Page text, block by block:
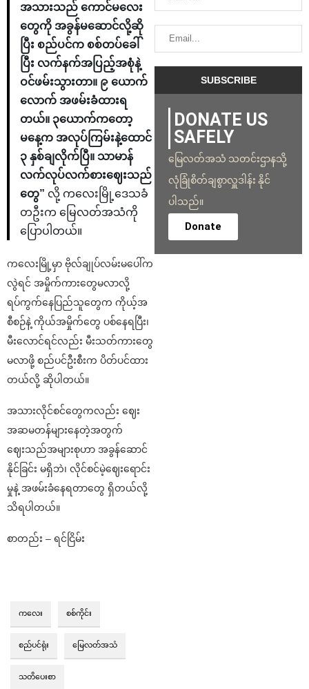
အသားသည် ကောင်မလေး
တွေကို အခွန်မဆောင်လို့ဆို
ပြီး စည်ပင်က စစ်တပ်ခေါ်
ပြီး လက်နက်အပြည့်အစုံနဲ့
ဝင်ဖမ်းသွားတာ။ ၉ ယောက်
လောက် အဖမ်းခံထားရ
တယ်။ ၃ယောက်ကတော့
မနေ့က အလုပ်ကြမ်းနဲ့ထောင်
၃ နှစ်ချလိုက်ပြီ။ သာမာန်
လက်လုပ်လက်စားဈေးသည်
တွေ” လို့ ကလေးမြို့ဒေသခံ
တဦးက မြေလတ်အသံကို
ပြောပါတယ်။
ကလေးမြို့မှာ ဗိုလ်ချုပ်လမ်းမပေါ်က
လွဲရင် အမှိုက်ကားတွေမလာလို့
ရပ်ကွက်နေပြည်သူတွေက ကိုယ့်အ
စီစဉ်နဲ့ ကိုယ်အမှိုက်တွေ ပစ်နေရပြီး၊
မီးလောင်ရင်လည်း မီးသတ်ကားတွေ
မလာဖို့ စည်ပင်ဦးစီးက ပိတ်ပင်ထား
တယ်လို့ ဆိုပါတယ်။
အသားလိုင်စင်တွေကလည်း ဈေး
အဆမတန်များနေတဲ့အတွက်
ဈေးသည်အများစုဟာ အခွန်ဆောင်
နိုင်ခြင်း မရှိဘဲ၊ လိုင်စင်မဲ့ဈေးရောင်း
မှုနဲ့ အဖမ်းခံနေရတာတွေ ရှိတယ်လို့
သိရပါတယ်။
စာတည်း – ရင်ငြိမ်း
ကလေး စစ်ကိုင်း
စည်ပင်ရုံး မြေလတ်အသံ
သတိပေးစာ
DONATE US
SAFELY
မြေလတ်အသံ သတင်းဌာနသို့
လုံခြုံစိတ်ချစွာလှူဒါန်း နိုင်
ပါသည်။
Donate